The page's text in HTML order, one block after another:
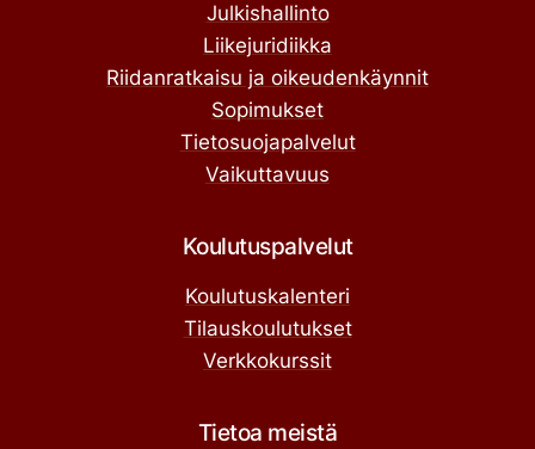
Julkishallinto
Liikejuridiikka
Riidanratkaisu ja oikeudenkäynnit
Sopimukset
Tietosuojapalvelut
Vaikuttavuus
Koulutuspalvelut
Koulutuskalenteri
Tilauskoulutukset
Verkkokurssit
Tietoa meistä